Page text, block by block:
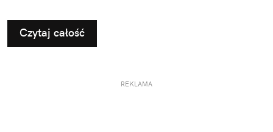
Czytaj całość
REKLAMA